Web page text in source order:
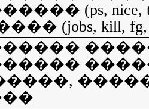
(ps,
(jobs, kill, fg,